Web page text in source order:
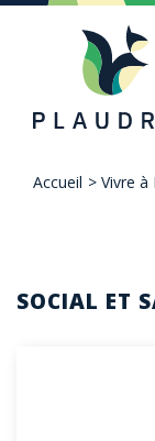
Aller
contenu
principal
Accueil > Vivre à
SOCIAL ET